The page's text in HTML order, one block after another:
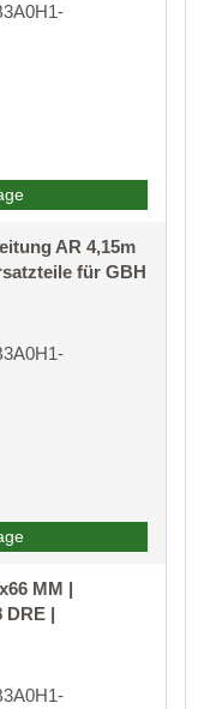
AR 4,15m
für GBH
MM |
DRE |